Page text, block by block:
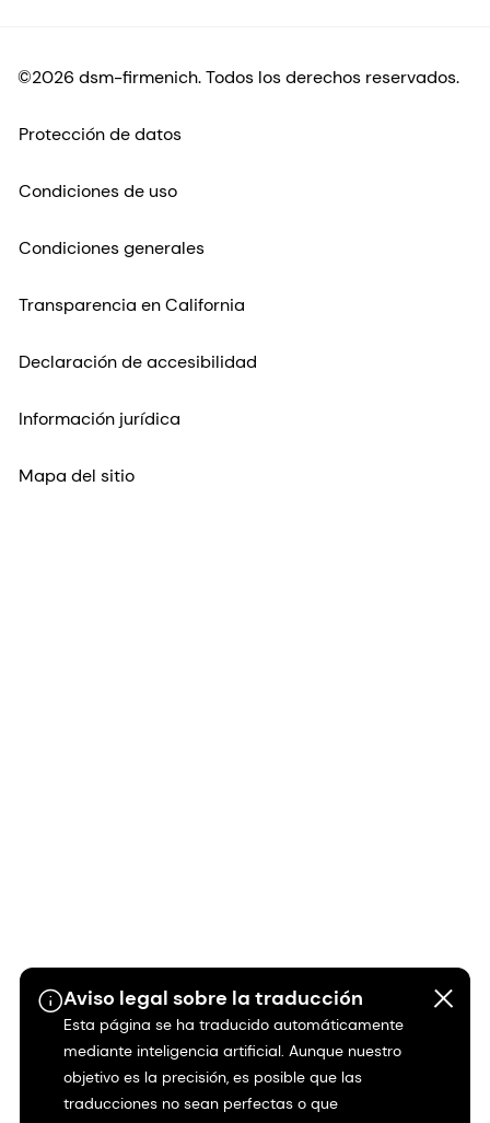
Aviso legal sobre la traducción
Esta página se ha traducido automáticamente
mediante inteligencia artificial. Aunque nuestro
objetivo es la precisión, es posible que las
traducciones no sean perfectas o que
©2026 dsm-firmenich. Todos los derechos reservados.
Protección de datos
Condiciones de uso
Condiciones generales
Transparencia en California
Declaración de accesibilidad
Información jurídica
Mapa del sitio